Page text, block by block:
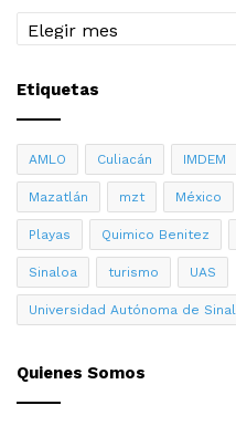
Archivo
Etiquetas
AMLO Culiacán IMDEM
Mazatlán mzt México
Playas Quimico Benitez
Sinaloa turismo UAS
Universidad Autónoma de
Quienes Somos